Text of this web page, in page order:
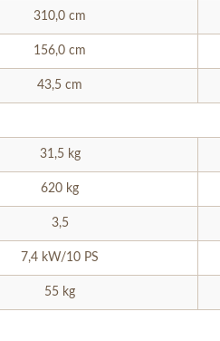
310,0 cm
156,0 cm
43,5 cm
31,5 kg
620 kg
3,5
7,4 kW/10 PS
55 kg